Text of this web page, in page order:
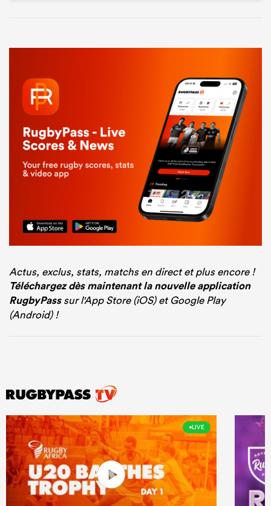
Actus, exclus, stats, matchs en direct et plus encore !
Téléchargez dès maintenant la nouvelle application
RugbyPasssur l'App Store (iOS) et Google Play
(Android) !
LIVE